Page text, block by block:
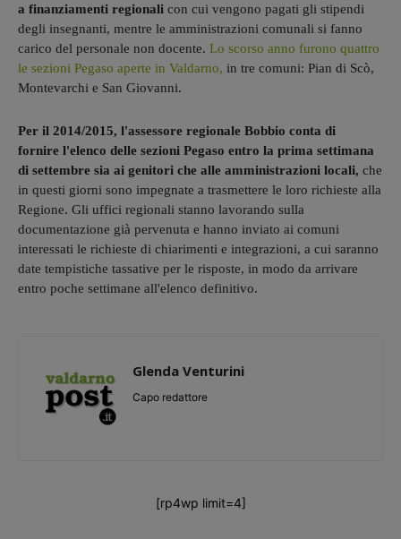
a finanziamenti regionali con cui vengono pagati gli stipendi
degli insegnanti, mentre le amministrazioni comunali si fanno
carico del personale non docente. Lo scorso anno furono quattro
le sezioni Pegaso aperte in Valdarno, in tre comuni: Pian di Scò,
Montevarchi e San Giovanni.
Per il 2014/2015, l'assessore regionale Bobbio conta di
fornire l'elenco delle sezioni Pegaso entro la prima settimana
di settembre sia ai genitori che alle amministrazioni locali, che
in questi giorni sono impegnate a trasmettere le loro richieste alla
Regione. Gli uffici regionali stanno lavorando sulla
documentazione già pervenuta e hanno inviato ai comuni
interessati le richieste di chiarimenti e integrazioni, a cui saranno
date tempistiche tassative per le risposte, in modo da arrivare
entro poche settimane all'elenco definitivo.
Glenda Venturini
Capo redattore
[rp4wp limit=4]